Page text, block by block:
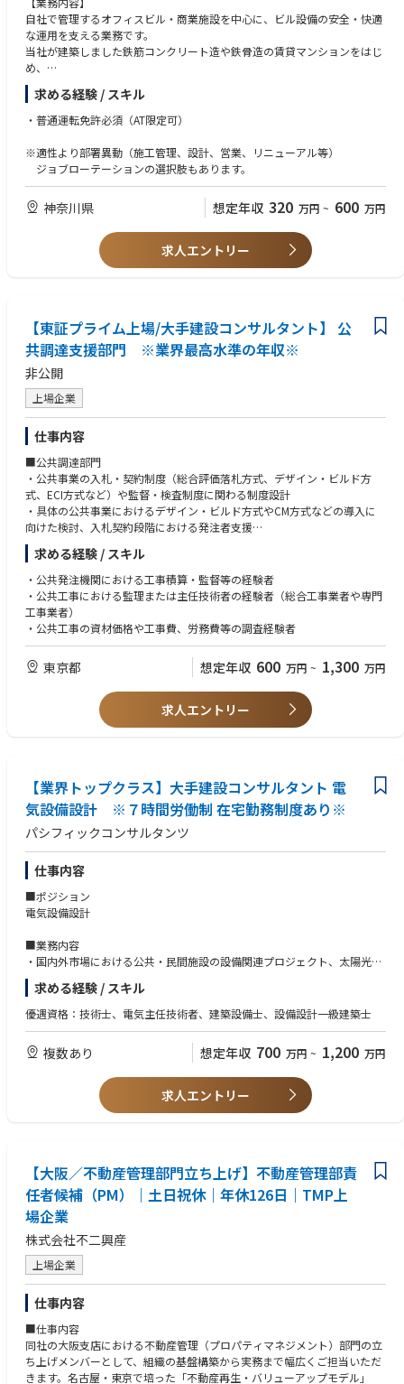
自社で管理するオフィスビル・商業施設を中心に、ビル設備の安全・快適
な運用を支える業務です。
当社が建築しました鉄筋コンクリート造や鉄骨造の賃貸マンションをはじ
め、
オフィスビル・高齢者施設、公共施設等の建物管理に関わる業務を担当い
ただきます。
防災設備などの定期巡回、
不具合時は専門業者への修繕依頼・対応調整
守点検等の立会、
点検業者とのスケジュール調整、テナント様への周知と当日の案内
③事務処理（請求・報告関連）協力会社からの請求書内容チェック、シス
テムへの入力、
点検結果をもとにした報告書作成（フォーマットあり）作業内容の案内
求める経験 / スキル
・普通運転免許必須（AT限定可）
※適性より部署異動（施工管理、設計、営業、リニューアル等）
ジョブローテーションの選択肢もあります。
神奈川県 想定年収 320 万円 ~ 600 万円
求人エントリー
【東証プライム上場/大手建設コンサルタント】 公
共調達支援部門 ※業界最高水準の年収※
非公開
上場企業
仕事内容
■公共調達部門
・公共事業の入札・契約制度（総合評価落札方式、デザイン・ビルド方
式、ECI方式など）や監督・検査制度に関わる制度設計
・具体の公共事業におけるデザイン・ビルド方式やCM方式などの導入に
向けた検討、入札契約段階における発注者支援
・公共土木⼯事の予定価格算出に必要な建設資材価格や⼯事費等の調査
・公共土木⼯事の積算基準に関する検討、歩掛・諸経費の調査・解析
・公共事業におけるi-ConstructionやDXの推進支援
＜クライアント＞
・ 国（国土交通省、環境省、総務省、農林水産省など）
・ 独立行政法人、財団、社団
・ 民間企業（首都高速道路、JR東日本、東京ガスなど）
求める経験 / スキル
・公共発注機関における工事積算・監督等の経験者
・公共工事における監理または主任技術者の経験者（総合工事業者や専門
工事業者）
・公共工事の資材価格や工事費、労務費等の調査経験者
東京都 想定年収 600 万円 ~ 1,300 万円
求人エントリー
【業界トップクラス】大手建設コンサルタント 電
気設備設計 ※７時間労働制 在宅勤務制度あり※
パシフィックコンサルタンツ
仕事内容
■ポジション
電気設備設計
■業務内容
・国内外市場における公共・民間施設の設備関連プロジェクト、太陽光発
電などの再生可能エネルギーシステム、スポーツイベント関連プロジェク
ト
・津波防災システム、トンネル防災設備（道路・鉄道）、駅舎・建築物に
する調査、計画、設計およびアセットマネージメントなど
求める経験 / スキル
優遇資格：技術士、電気主任技術者、建築設備士、設備設計一級建築士
複数あり 想定年収 700 万円 ~ 1,200 万円
求人エントリー
【大阪／不動産管理部門立ち上げ】不動産管理部責
任者候補（PM）｜土日祝休｜年休126日｜TMP上
場企業
株式会社不二興産
上場企業
仕事内容
■仕事内容
同社の大阪支店における不動産管理（プロパティマネジメント）部門の立
ち上げメンバーとして、組織の基盤構築から実務まで幅広くご担当いただ
きます。名古屋・東京で培った「不動産再生・バリューアップモデル」